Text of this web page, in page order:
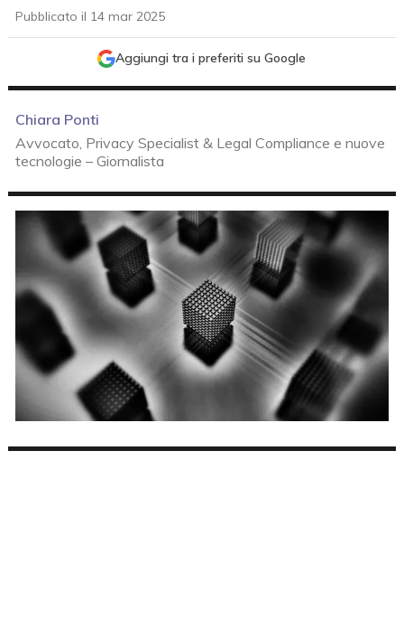
Pubblicato il 14 mar 2025
Aggiungi tra i preferiti su Google
Chiara Ponti
Avvocato, Privacy Specialist & Legal Compliance e nuove
tecnologie – Giornalista